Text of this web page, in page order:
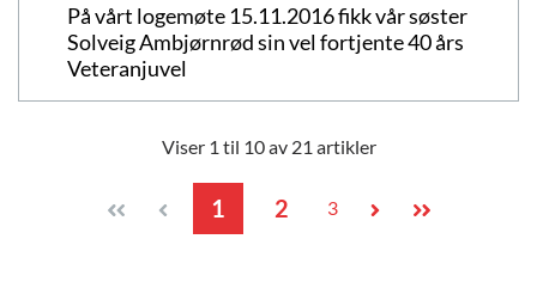
På vårt logemøte 15.11.2016 fikk vår søster
Solveig Ambjørnrød sin vel fortjente 40 års
Veteranjuvel
Viser 1 til 10 av 21 artikler
1 2 3